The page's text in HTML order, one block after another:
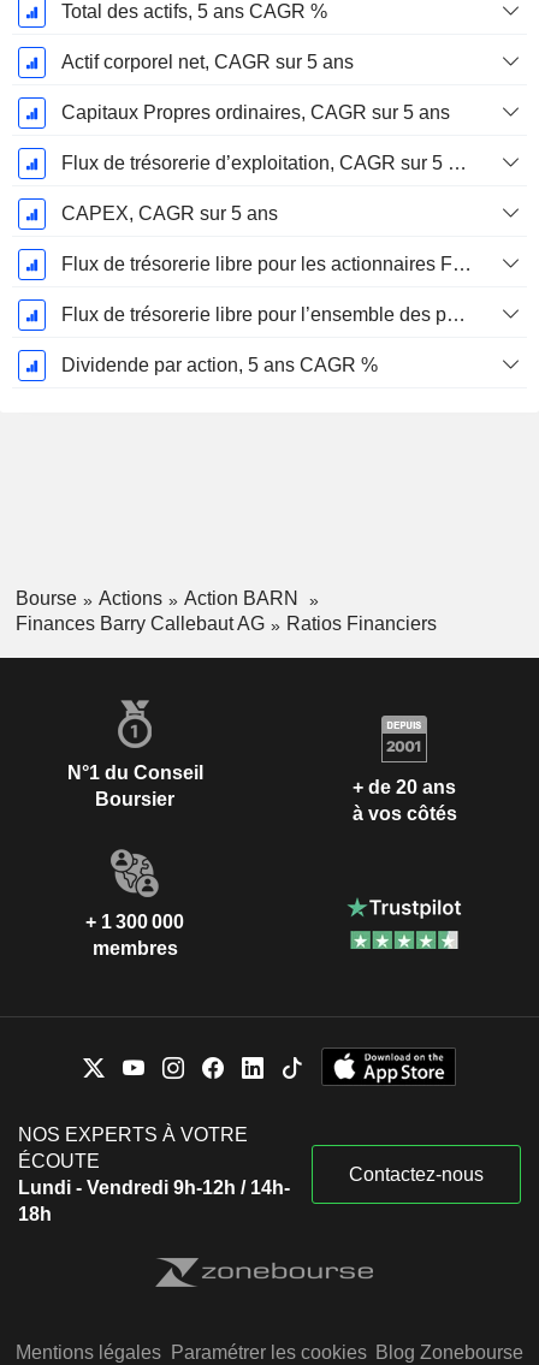
Total des actifs, 5 ans CAGR %
Actif corporel net, CAGR sur 5 ans
Capitaux Propres ordinaires, CAGR sur 5 ans
Flux de trésorerie d’exploitation, CAGR sur 5 ans
CAPEX, CAGR sur 5 ans
Flux de trésorerie libre pour les actionnaires FCFE, CAGR sur 5 ans
Flux de trésorerie libre pour l’ensemble des pourvoyeurs de fonds (créanciers et actionnaires) FCFF, CAGR sur 5 ans
Dividende par action, 5 ans CAGR %
Bourse Actions
Action BARN
Finances Barry Callebaut AG
Ratios Financiers
N°1 du Conseil
Boursier
+ de 20 ans
à vos côtés
+ 1 300 000
membres
NOS EXPERTS À VOTRE
ÉCOUTE
Lundi - Vendredi 9h-12h / 14h-
18h
Contactez-nous
Mentions légales Paramétrer les cookies Blog Zonebourse